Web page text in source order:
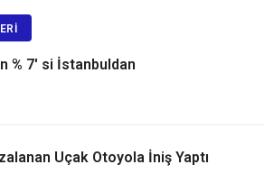
% 7′ si İstanbuldan
Uçak Otoyola İniş Yaptı